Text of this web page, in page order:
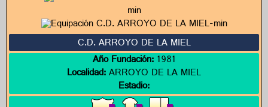
C.D. ARROYO DE LA MIEL
Año Fundación:1981
Localidad:ARROYO DE LA MIEL
Estadio: